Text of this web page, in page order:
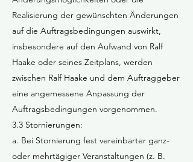
Realisierung der gewünschten Änderungen
auf die Auftragsbedingungen auswirkt,
insbesondere auf den Aufwand von Ralf
Haake oder seines Zeitplans, werden
zwischen Ralf Haake und dem Auftraggeber
eine angemessene Anpassung der
Auftragsbedingungen vorgenommen.
3.3 Stornierungen:
a. Bei Stornierung fest vereinbarter ganz-
oder mehrtägiger Veranstaltungen (z. B.